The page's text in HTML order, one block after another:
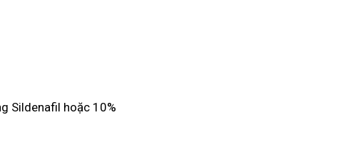
Sildenafil hoặc 10%